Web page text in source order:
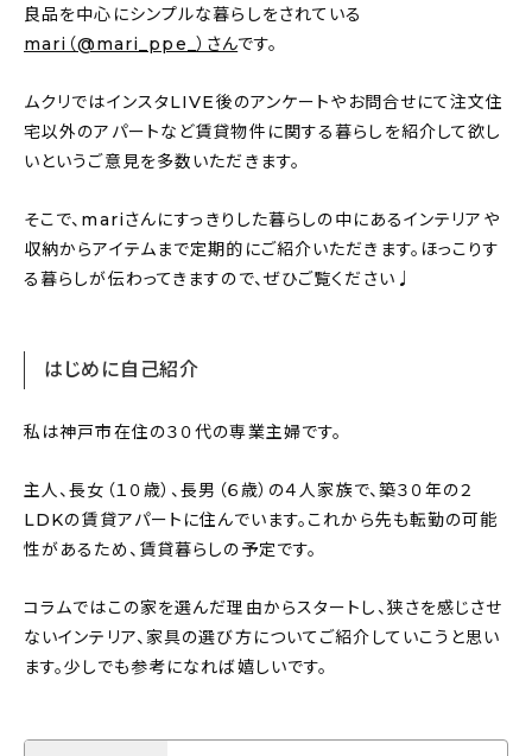
人気の記事
おすすめの記事
インテリア
日用品
キッチン
キッズ
About
プライバシーポリシー
お問い合わせ
良品を中心にシンプルな暮らしをされている
mari（@mari_ppe_）さんです。
ムクリではインスタLIVE後のアンケートやお問合せにて注文住
宅以外のアパートなど賃貸物件に関する暮らしを紹介して欲し
いというご意見を多数いただきます。
そこで、mariさんにすっきりした暮らしの中にあるインテリアや
収納からアイテムまで定期的にご紹介いただきます。ほっこりす
る暮らしが伝わってきますので、ぜひご覧ください♩
はじめに自己紹介
私は神戸市在住の３０代の専業主婦です。
主人、長女（１０歳）、長男（６歳）の４人家族で、築３０年の２
LDKの賃貸アパートに住んでいます。これから先も転勤の可能
性があるため、賃貸暮らしの予定です。
コラムではこの家を選んだ理由からスタートし、狭さを感じさせ
ないインテリア、家具の選び方についてご紹介していこうと思い
ます。少しでも参考になれば嬉しいです。